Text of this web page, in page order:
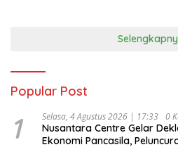
Popular Post
1 Selasa, 4 Agustus 2026 | 17:33 0
Nusantara Centre Gelar
Ekonomi Pancasila,